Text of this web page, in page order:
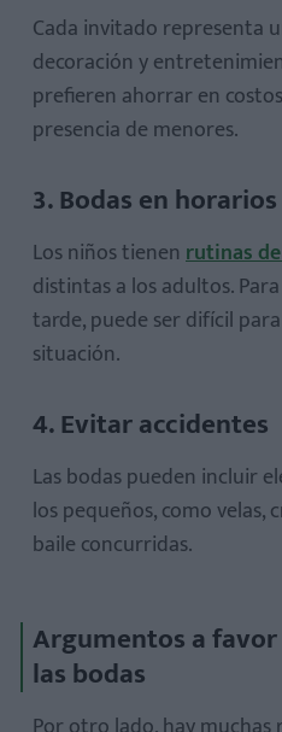
Cada invitado representa
decoración y
prefieren ahorrar en
presencia de menores.
3. Bodas en
Los niños tienen rutinas
distintas a los adultos.
tarde, puede ser difícil
situación.
4. Evitar accidentes
Las bodas pueden incluir
los pequeños, como velas,
baile concurridas.
Argumentos a
las bodas